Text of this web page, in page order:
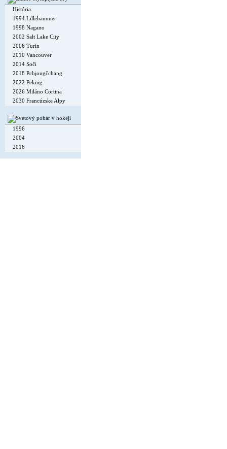
História
1994 Lillehammer
1998 Nagano
2002 Salt Lake City
2006 Turín
2010 Vancouver
2014 Soči
2018 Pchjongčchang
2022 Peking
2026 Miláno Cortina
2030 Francúzske Alpy
1996
2004
2016